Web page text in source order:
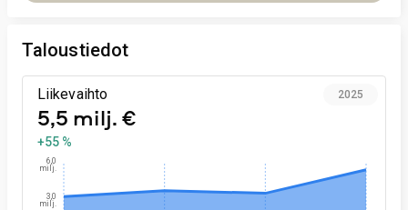
Taloustiedot
Liikevaihto
5,5 milj. €
+55 %
2025
3,0
milj.
6,0
milj.